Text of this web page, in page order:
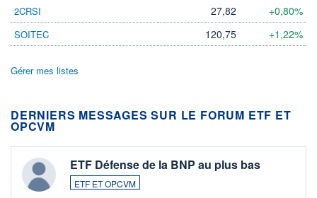
2CRSI 27,82 +0,80%
SOITEC 120,75 +1,22%
Gérer mes listes
DERNIERS MESSAGES SUR LE FORUM ETF ET
OPCVM
ETF Défense de la BNP au plus bas
ETF ET OPCVM